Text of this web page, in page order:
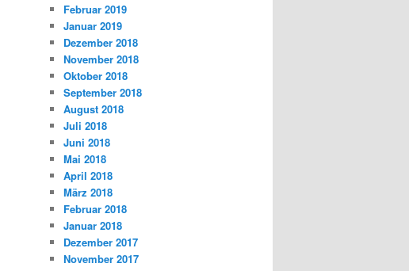
Februar 2019
Januar 2019
Dezember 2018
November 2018
Oktober 2018
September 2018
August 2018
Juli 2018
Juni 2018
Mai 2018
April 2018
März 2018
Februar 2018
Januar 2018
Dezember 2017
November 2017